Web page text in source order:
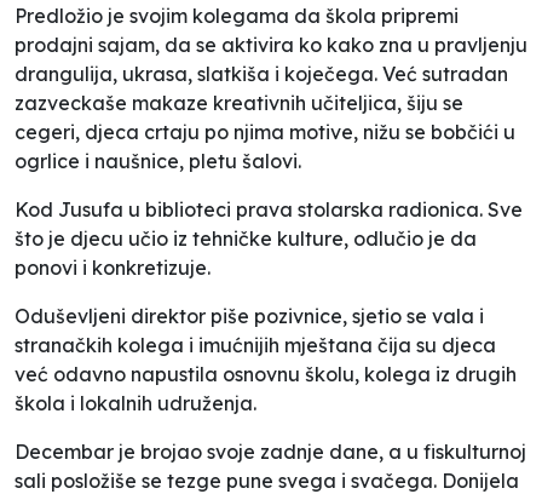
Predložio je svojim kolegama da škola pripremi
prodajni sajam, da se aktivira ko kako zna u pravljenju
drangulija, ukrasa, slatkiša i koječega. Već sutradan
zazveckaše makaze kreativnih učiteljica, šiju se
cegeri, djeca crtaju po njima motive, nižu se bobčići u
ogrlice i naušnice, pletu šalovi.
Kod Jusufa u biblioteci prava stolarska radionica. Sve
što je djecu učio iz tehničke kulture, odlučio je da
ponovi i konkretizuje.
Oduševljeni direktor piše pozivnice, sjetio se vala i
stranačkih kolega i imućnijih mještana čija su djeca
već odavno napustila osnovnu školu, kolega iz drugih
škola i lokalnih udruženja.
Decembar je brojao svoje zadnje dane, a u fiskulturnoj
sali posložiše se tezge pune svega i svačega. Donijela